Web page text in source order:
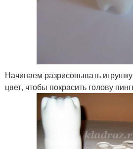
Начинаем разрисовывать
цвет, чтобы покрасить голову